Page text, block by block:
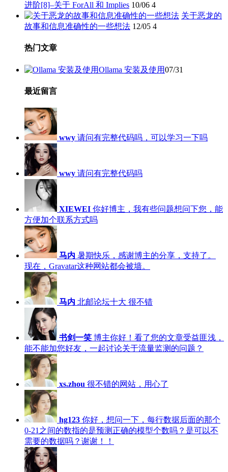
进阶[8]–关于 ForAll 和 Implies 10/06 4
关于恶龙的
故事和信息准确性的一些想法 12/05 4
热门文章
Ollama 安装及使用07/31
最近留言
wwy 请问有完整代码吗，可以学习一下吗
wwy 请问有完整代码吗
XIEWEI 你好博主，我有些问题想问下您，能
方便加个联系方式吗
马内 暑期快乐，感谢博主的分享，支持了。
现在，Gravatar这种网站都会被墙。
马内 北邮论坛十大 很不错
书剑一笑 博主你好！看了您的文章受益匪浅，
能不能加您好友，一起讨论关于流量监测的问题？
xs.zhou 很不错的网站，用心了
hg123 你好，想问一下，每行数据后面的那个
0-21之间的数指的是预测正确的模型个数吗？是可以不
需要的数据吗？谢谢！！